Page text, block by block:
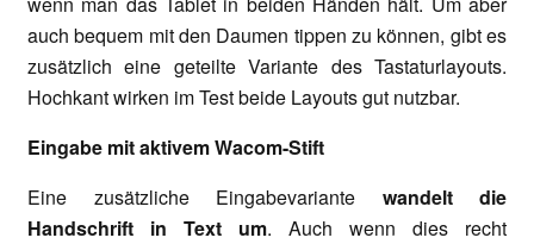
auch bequem mit den Daumen tippen zu können, gibt es
zusätzlich eine geteilte Variante des Tastaturlayouts.
Hochkant wirken im Test beide Layouts gut nutzbar.
Eingabe mit aktivem Wacom-Stift
Eine zusätzliche Eingabevariante wandelt die
Handschrift in Text um. Auch wenn dies recht